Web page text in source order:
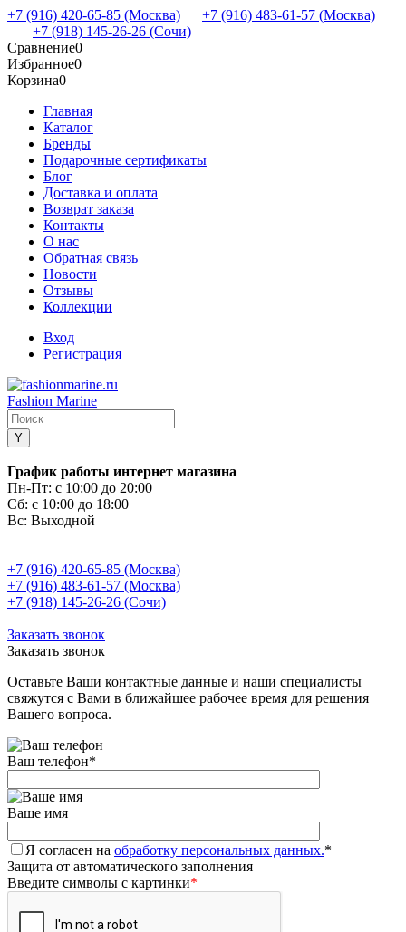
+7 (916) 420-65-85 (Москва)
+7 (916) 483-61-57 (Москва)
+7 (918) 145-26-26 (Сочи)
Сравнение0
Избранное0
Корзина0
Главная
Каталог
Бренды
Подарочные сертификаты
Блог
Доставка и оплата
Возврат заказа
Контакты
О нас
Обратная связь
Новости
Отзывы
Коллекции
Вход
Регистрация
Fashion Marine
График работы интернет магазина
Пн-Пт: с 10:00 до 20:00
Сб: с 10:00 до 18:00
Вс: Выходной
+7 (916) 420-65-85 (Москва)
+7 (916) 483-61-57 (Москва)
+7 (918) 145-26-26 (Сочи)
Заказать звонок
Заказать звонок
Оставьте Ваши контактные данные и наши специалисты
свяжутся с Вами в ближайшее рабочее время для решения
Вашего вопроса.
Ваш телефон*
Ваше имя
Я согласен на обработку персональных данных.*
Защита от автоматического заполнения
Введите символы с картинки*